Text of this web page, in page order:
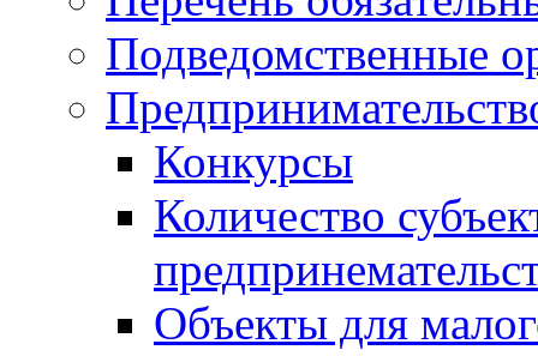
Подведомственные
Конкурсы
Количество
Объекты для